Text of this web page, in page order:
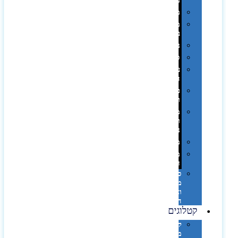
משחקים
מתנה
בפחית
נסיעות
ספורט
על
השולחן…
פינוק
וספא
מזוודות
ותיקי
נסיעות
מטריות
מוצרי
חוף
סביבת
מחשב
וציוד
היקפי
קטלוגים
קטלוג
מוצרי